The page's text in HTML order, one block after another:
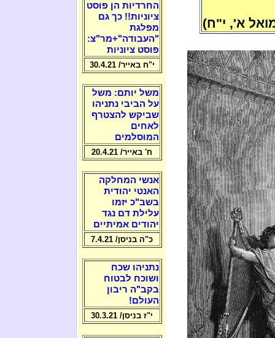
א', י"ח)
החרדיות הן פוסט
ציוניות!! כך גם
מפלגת
"העבודה"+מר"צ:
פוסט ציוניות
י"ח באייר/ 30.4.21
משל יותם: משל
על הביבי נתניהו
שביקש להצטרף
לאחים
המוסלמים
ח' באייר/ 20.4.21
אנשי המחלקה
האנטי יהודית
בשב"כ יזמו
עלילת דם נגד
יהודים אמיתיים
כ"ה בניסן/ 7.4.21
נתניהו שכח
ושוכח לבטוח
בקב"ה ריבון
העולם!
י"ז בניסן/ 30.3.21